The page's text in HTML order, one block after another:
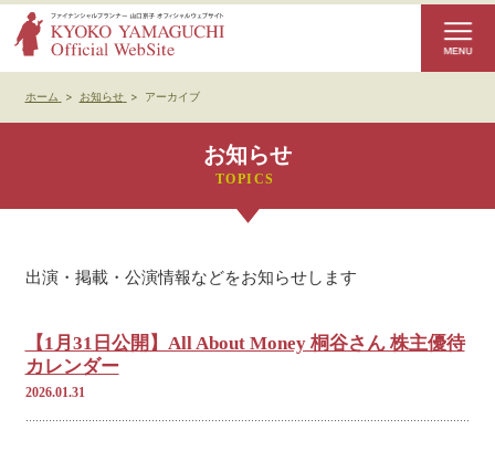
ホーム > お知らせ > アーカイブ
お知らせ
出演・掲載・公演情報などをお知らせします
【1月31日公開】All About Money 桐谷さん 株主優待
カレンダー
2026.01.31